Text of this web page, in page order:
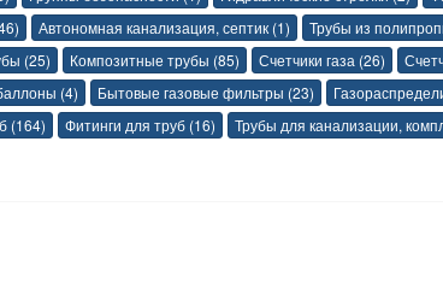
Автономная канализация, септик (1)
Трубы из
(25) Композитные трубы (85) Счетчики газа (26)
(4) Бытовые газовые фильтры (23)
(164) Фитинги для труб (16)
Трубы для канализации,